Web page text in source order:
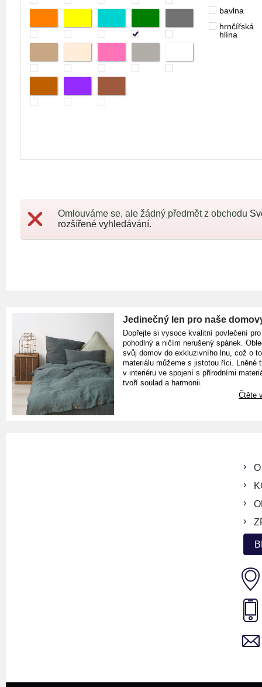
bavlna
hrnčířská
hlína
Omlouváme se, ale žádný předmět z obchodu
rozšířené vyhledávání.
Jedinečný len pro naše
Dopřejte si vysoce kvalitní povlečení pro
pohodlný a ničím nerušený spánek.
svůj domov do exkluzivního lnu, což o
materiálu můžeme s jistotou říci. Lněné
v interiéru ve spojení s přírodními
tvoří soulad a harmonii.
Čtěte